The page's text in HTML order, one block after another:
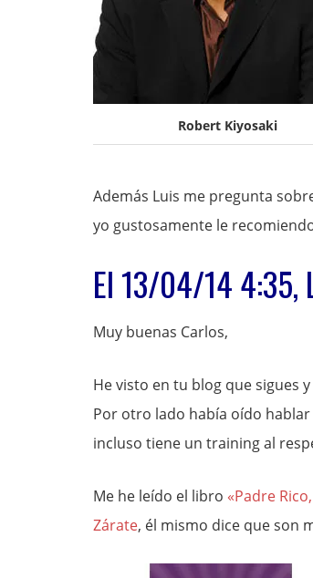
Robert Kiyosaki
Además Luis me pregunta
yo gustosamente le
El 13/04/14 4:35,
Muy buenas Carlos,
He visto en tu blog que sigues
Por otro lado había oído
incluso tiene un training al
Me he leído el libro «Padre
Zárate, él mismo dice que son